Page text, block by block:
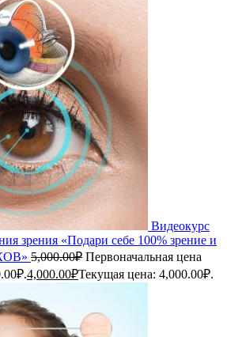
Видеокурс
зрения «Подари себе 100% зрение и
5,000.00₽ Первоначальная цена
4,000.00₽Текущая цена: 4,000.00₽.